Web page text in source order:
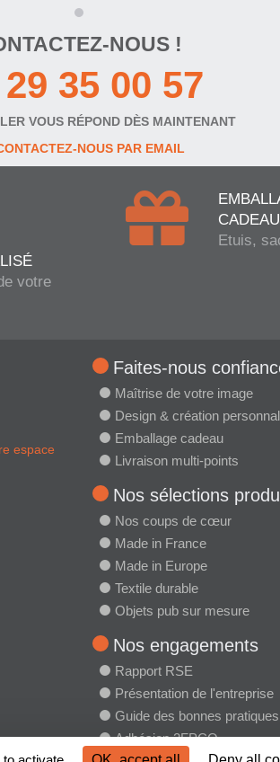
NOUS !
35 00 57
VOUS RÉPOND DÈS MAINTENANT
NOUS PAR EMAIL
votre
CADEAU
Etuis,
espace
Faites-nous
Maîtrise de votre image
Design & création
Emballage cadeau
Livraison multi-points
Nos sélections
Nos coups de cœur
Made in France
Made in Europe
Textile durable
Objets pub sur mesure
Nos engagements
Rapport RSE
Présentation de l'entreprise
Guide des bonnes pratiques
Adhésion 2FPCO